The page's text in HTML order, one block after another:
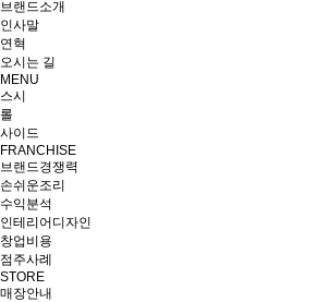
브랜드소개
인사말
연혁
오시는 길
MENU
스시
롤
사이드
FRANCHISE
브랜드경쟁력
손쉬운조리
수익분석
인테리어디자인
창업비용
점주사례
STORE
매장안내